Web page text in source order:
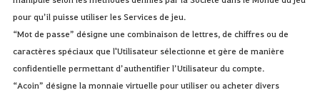
pour qu’il puisse utiliser les Services de jeu.
“Mot de passe” désigne une combinaison de lettres, de chiffres ou de
caractères spéciaux que l'Utilisateur sélectionne et gère de manière
confidentielle permettant d’authentifier l’Utilisateur du compte.
“Acoin” désigne la monnaie virtuelle pour utiliser ou acheter divers